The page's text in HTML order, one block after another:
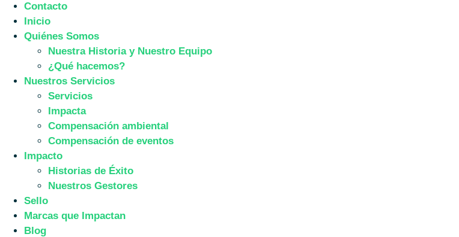
Contacto
Inicio
Quiénes Somos
Nuestra Historia y Nuestro Equipo
¿Qué hacemos?
Nuestros Servicios
Servicios
Impacta
Compensación ambiental
Compensación de eventos
Impacto
Historias de Éxito
Nuestros Gestores
Sello
Marcas que Impactan
Blog